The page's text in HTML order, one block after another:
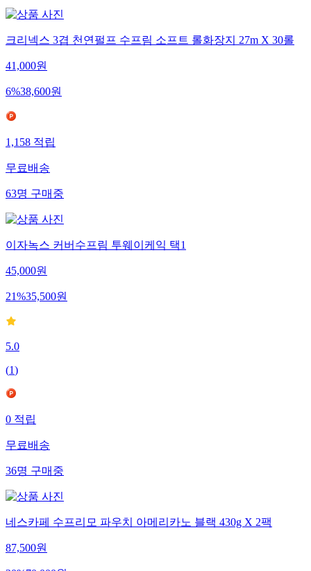
크리넥스 3겹 천연펄프 수프림 소프트 롤화장지 27m X 30롤
41,000원
6%38,600원
1,158적립
무료배송
63명구매중
이자녹스 커버수프림 투웨이케익 택1
45,000원
21%35,500원
5.0
(1)
0적립
무료배송
36명구매중
네스카페 수프리모 파우치 아메리카노 블랙 430g X 2팩
87,500원